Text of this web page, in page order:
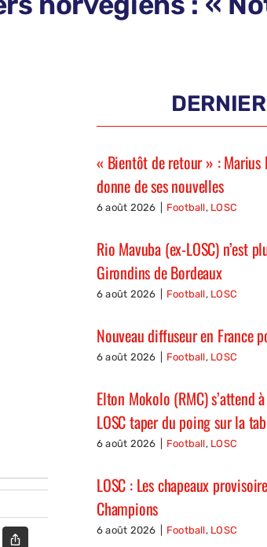
« Bientôt de retour » : Marius
donne de ses nouvelles
6 août 2026 Football, LOSC
Rio Mavuba (ex-LOSC) n’est
Girondins de Bordeaux
6 août 2026 Football, LOSC
Nouveau diffuseur en France
6 août 2026 Football, LOSC
Elton Mokolo (RMC) s’attend
LOSC taper du poing sur la
6 août 2026 Football, LOSC
LOSC : Les chapeaux
Champions
6 août 2026 Football, LOSC